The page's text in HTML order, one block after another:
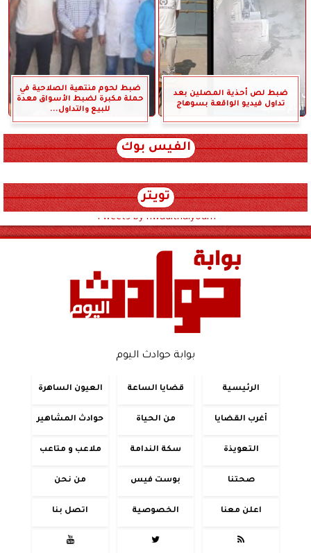
ضبط لص أحذية المصلين بعد
تداول فيديو الواقعة بسوهاج
ضبط لحوم منتهية الصلاحية في
حملة مكبرة لضبط الأسواق معدة
للبيع والتداول...
الفيس بوك
تويتر
Tweets by hwadithalyoum
بوابة حوادث اليوم
الرئيسية قضايا الساعة العيون الساهرة
أغرب القضايا من الحياة حوادث المشاهير
التعويذة سكة الندامة ملاعب و متاعب
صحتنا بوست فيس من نحن
اعلن معنا الخصوصية اتصل بنا


